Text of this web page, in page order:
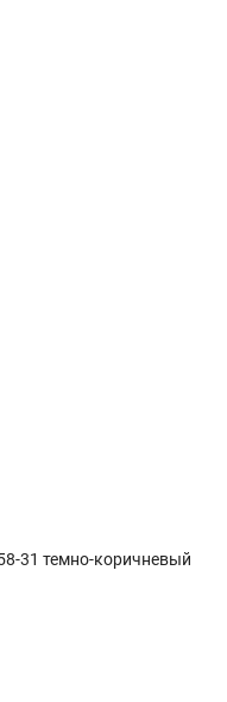
31 темно-коричневый